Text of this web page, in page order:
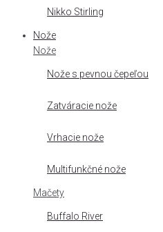
Nikko Stirling
Nože
Nože
Nože s pevnou čepeľou
Zatváracie nože
Vrhacie nože
Multifunkčné nože
Mačety
Buffalo River